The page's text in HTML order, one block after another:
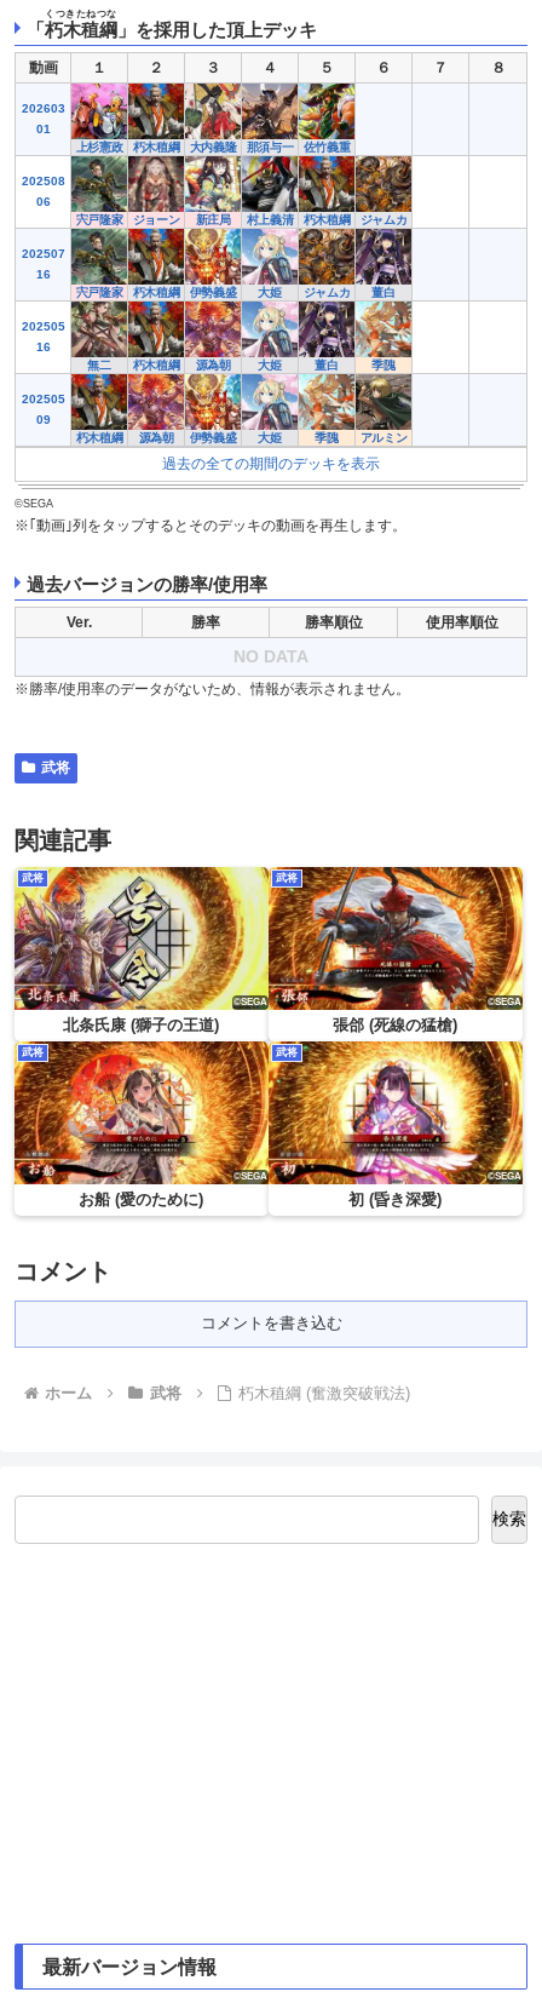
「朽木稙綱
くつきたねつな
」を採用した頂上デッキ
動画 １ ２ ３ ４ ５ ６ ７ ８
202603
01
上杉憲政
朽木稙綱 大内義隆 那須与一 佐竹義重
202508
06
宍戸隆家
ジョーン 新庄局 村上義清 朽木稙綱 ジャムカ
202507
16
宍戸隆家
朽木稙綱 伊勢義盛 大姫 ジャムカ 董白
202505
16
無二
朽木稙綱 源為朝 大姫 董白 季隗
202505
09
朽木稙綱
源為朝 伊勢義盛 大姫 季隗 アルミン
過去の全ての期間のデッキを表示
©SEGA
※｢動画｣列をタップするとそのデッキの動画を再生します。
過去バージョンの勝率/使用率
Ver. 勝率 勝率順位 使用率順位
NO DATA
※勝率/使用率のデータがないため、情報が表示されません。
武将
関連記事
武将
北条氏康 (獅子の王道)
武将
張郃 (死線の猛槍)
武将
お船 (愛のために)
武将
初 (昏き深愛)
コメント
コメントを書き込む
ホーム 武将 朽木稙綱 (奮激突破戦法)
検索
最新バージョン情報